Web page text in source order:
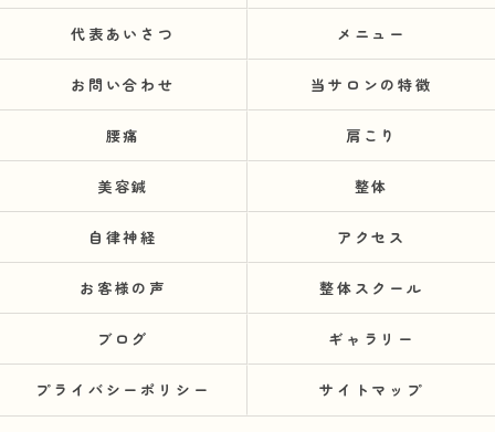
代表あいさつ メニュー
お問い合わせ 当サロンの特徴
腰痛 肩こり
美容鍼 整体
自律神経 アクセス
お客様の声 整体スクール
ブログ ギャラリー
プライバシーポリシー サイトマップ